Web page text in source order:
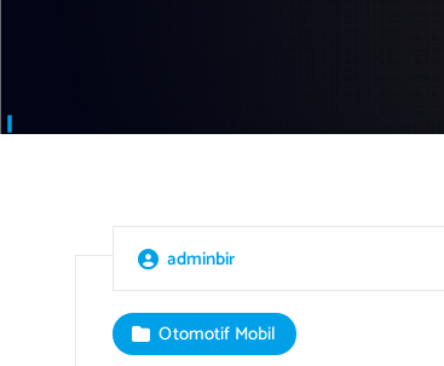
adminbir
Otomotif Mobil